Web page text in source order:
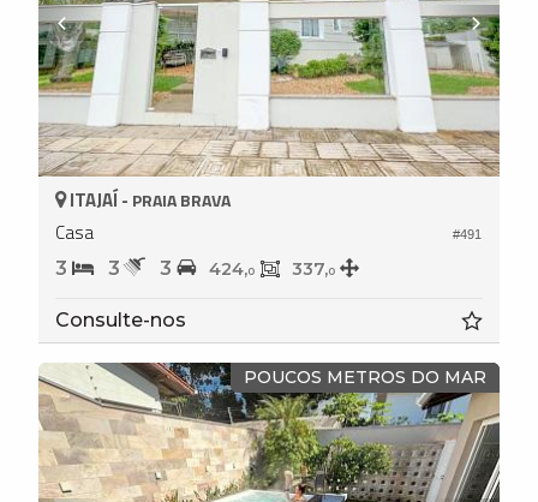
#491
ITAJAÍ - PRAIA BRAVA
Casa
3 3 3 424,0 337,0
Consulte-nos
POUCOS METROS DO MAR